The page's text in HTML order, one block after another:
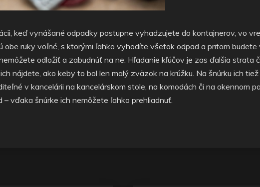
keď vynášané odpadky postupne vyhadzujete do kontajnerov, vo
obe ruky voľné, s ktorými ľahko vyhodíte všetok odpad a pritom
odložiť a zabudnúť na ne. Hľadanie kľúčov je zas ďalšia strata
nájdete, ako keby to bol len malý zväzok na krúžku. Na šnúrku ich
v kancelárii na kancelárskom stole, na komodách či na okennom
vďaka šnúrke ich nemôžete ľahko prehliadnuť.